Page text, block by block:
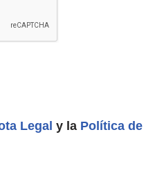
Legal y la Política de